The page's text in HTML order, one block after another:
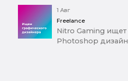
1 Авг
Freelance
Nitro Gaming ищет
Photoshop